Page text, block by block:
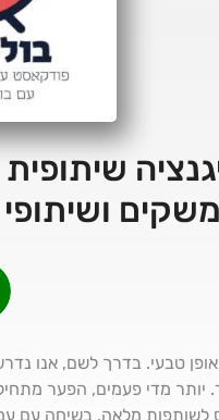
טבעי. בדרך לשם, אנו
יותר מדי פעמים, הפער
לשותפות מלאה. בשיחה עם